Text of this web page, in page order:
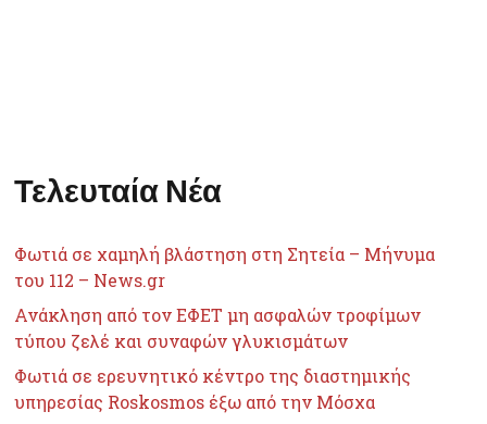
Τελευταία Νέα
Φωτιά σε χαμηλή βλάστηση στη Σητεία – Μήνυμα
του 112 – News.gr
Ανάκληση από τον ΕΦΕΤ μη ασφαλών τροφίμων
τύπου ζελέ και συναφών γλυκισμάτων
Φωτιά σε ερευνητικό κέντρο της διαστημικής
υπηρεσίας Roskosmos έξω από την Μόσχα